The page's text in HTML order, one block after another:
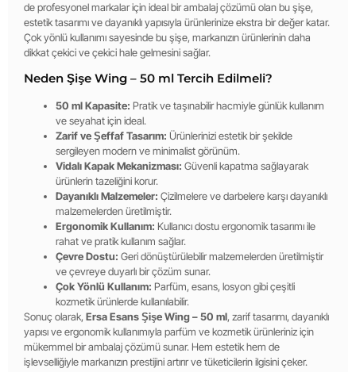
de profesyonel markalar için ideal bir ambalaj çözümü olan bu şişe,
estetik tasarımı ve dayanıklı yapısıyla ürünlerinize ekstra bir değer katar.
Çok yönlü kullanımı sayesinde bu şişe, markanızın ürünlerinin daha
dikkat çekici ve çekici hale gelmesini sağlar.
Neden Şişe Wing – 50 ml Tercih Edilmeli?
50 ml Kapasite: Pratik ve taşınabilir hacmiyle günlük kullanım
ve seyahat için ideal.
Zarif ve Şeffaf Tasarım: Ürünlerinizi estetik bir şekilde
sergileyen modern ve minimalist görünüm.
Vidalı Kapak Mekanizması: Güvenli kapatma sağlayarak
ürünlerin tazeliğini korur.
Dayanıklı Malzemeler: Çizilmelere ve darbelere karşı dayanıklı
malzemelerden üretilmiştir.
Ergonomik Kullanım: Kullanıcı dostu ergonomik tasarımı ile
rahat ve pratik kullanım sağlar.
Çevre Dostu: Geri dönüştürülebilir malzemelerden üretilmiştir
ve çevreye duyarlı bir çözüm sunar.
Çok Yönlü Kullanım: Parfüm, esans, losyon gibi çeşitli
kozmetik ürünlerde kullanılabilir.
Sonuç olarak, Ersa Esans Şişe Wing – 50 ml, zarif tasarımı, dayanıklı
yapısı ve ergonomik kullanımıyla parfüm ve kozmetik ürünleriniz için
mükemmel bir ambalaj çözümü sunar. Hem estetik hem de
işlevselliğiyle markanızın prestijini artırır ve tüketicilerin ilgisini çeker.